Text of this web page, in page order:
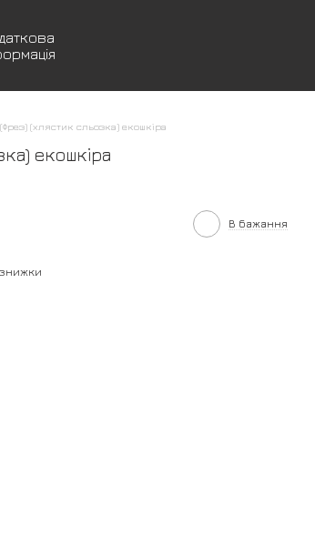
(хлястик сльозка) екошкіра
екошкіра
В бажання